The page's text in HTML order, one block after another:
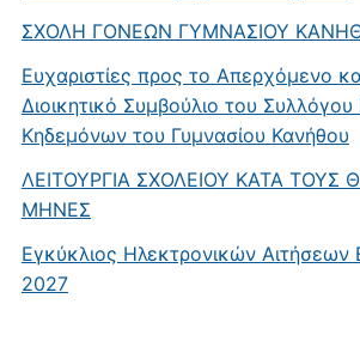
ΣΧΟΛΗ ΓΟΝΕΩΝ ΓΥΜΝΑΣΙΟΥ
Ευχαριστίες προς το Απερχόμενο
Διοικητικό Συμβούλιο του
Κηδεμόνων του Γυμνασίου Κανήθου
ΛΕΙΤΟΥΡΓΙΑ ΣΧΟΛΕΙΟΥ ΚΑΤΑ ΤΟΥΣ
ΜΗΝΕΣ
Εγκύκλιος Ηλεκτρονικών
2027